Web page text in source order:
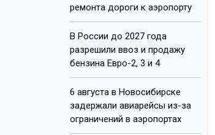
ремонта дороги к аэропорту
В России до 2027 года
разрешили ввоз и продажу
бензина Евро-2, 3 и 4
6 августа в Новосибирске
задержали авиарейсы из-за
ограничений в аэропортах